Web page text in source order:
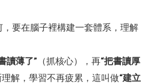
要在腦子裡構建一套體系，理解
讀薄了” （抓核心），再“把書讀厚
理解，學習不再疲累，這叫做“建立